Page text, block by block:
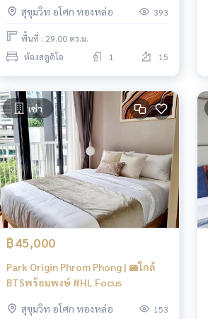
สุขุมวิท อโศก ทองหล่อ 393
พื้นที่ : 29.00 ตร.ม.
ห้องสตูดิโอ
1 15
เช่า
฿45,000
Park Origin Phrom Phong | 🚝ใกล้
BTSพร้อมพงษ์ #HL Focus
สุขุมวิท อโศก ทองหล่อ 153